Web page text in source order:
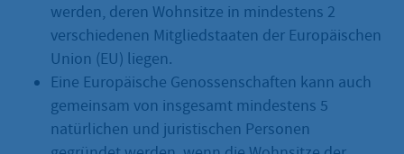
werden, deren Wohnsitze in mindestens 2
verschiedenen Mitgliedstaaten der Europäischen
Union (EU) liegen.
Eine Europäische Genossenschaften kann auch
gemeinsam von insgesamt mindestens 5
natürlichen und juristischen Personen